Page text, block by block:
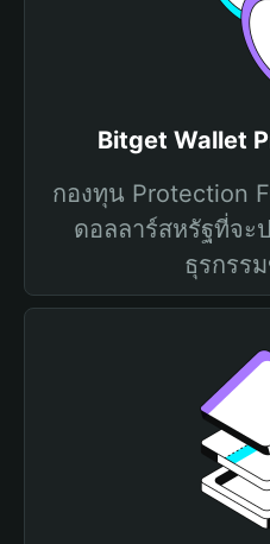
Bitget Wallet
กองทุน Protection
ดอลลาร์สหรัฐที่จะ
ธุรกรร